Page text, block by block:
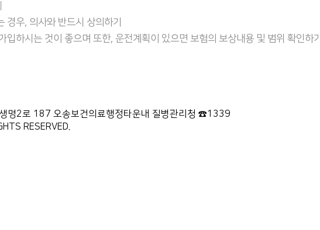
경우, 의사와 반드시 상의하기
입하시는 것이 좋으며 또한, 운전계획이 있으면 보험의 보상내용 및 범위 확인하
명2로 187 오송보건의료행정타운내 질병관리청 ☎1339
RESERVED.